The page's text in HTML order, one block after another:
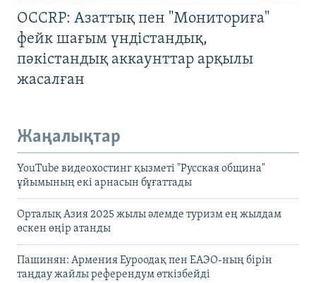
OCCRP: Азаттық пен "Мониториға"
фейк шағым үндістандық,
пәкістандық аккаунттар арқылы
жасалған
Жаңалықтар
YouTube видеохостинг қызметі "Русская община"
ұйымының екі арнасын бұғаттады
Орталық Азия 2025 жылы әлемде туризм ең жылдам
өскен өңір атанды
Пашинян: Армения Еуроодақ пен ЕАЭО-ның бірін
таңдау жайлы референдум өткізбейді